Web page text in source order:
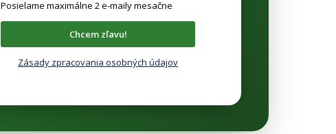
Posielame maximálne 2 e-maily mesačne
Chcem zľavu!
Zásady zpracovania osobných údajov